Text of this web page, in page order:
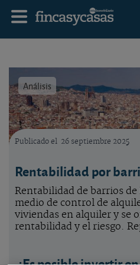
Análisis
Publicado el 26 septiembre 2025
Rentabilidad por
Rentabilidad de barrios
medio de control de
viviendas en alquiler y se
rentabilidad y el riesgo.